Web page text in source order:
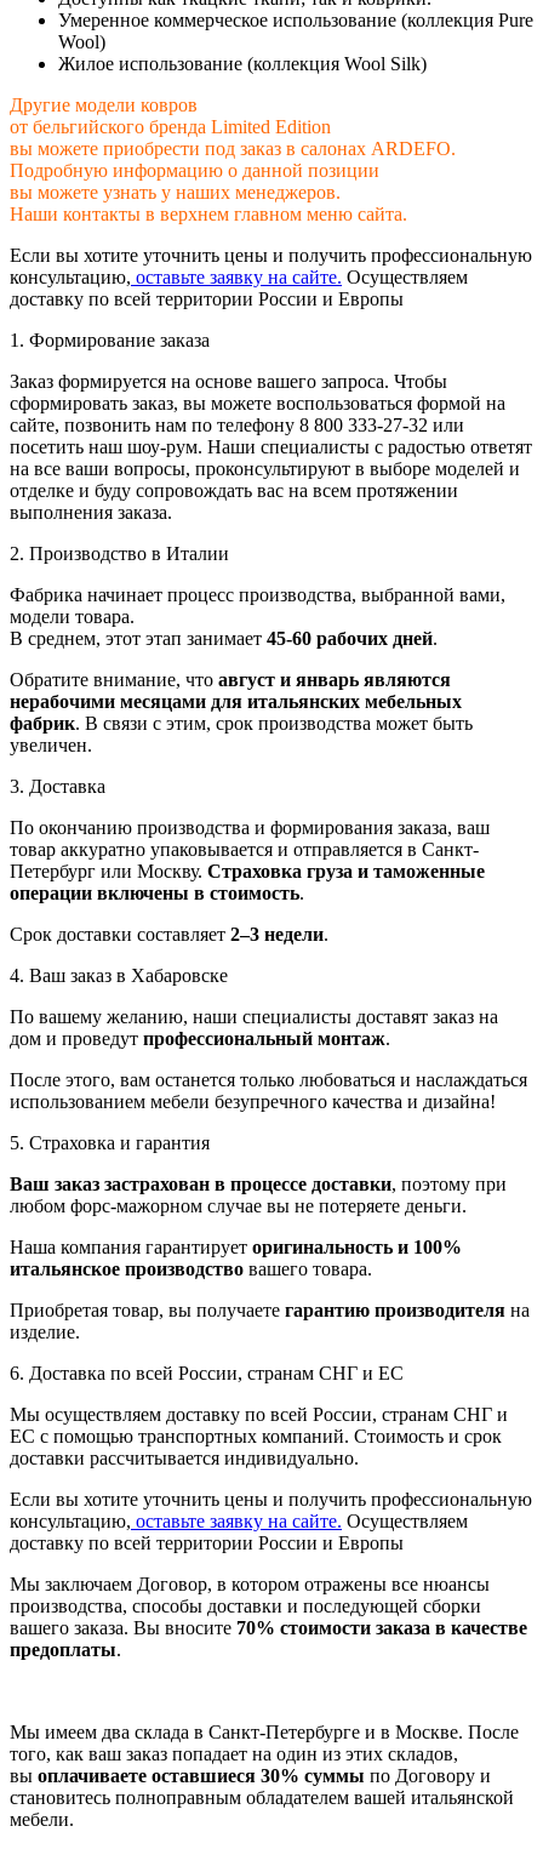
Умеренное коммерческое использование (коллекция Pure
Wool)
Жилое использование (коллекция Wool Silk)
Другие модели ковров
от бельгийского бренда Limited Edition
вы можете приобрести под заказ в салонах ARDEFO.
Подробную информацию о данной позиции
вы можете узнать у наших менеджеров.
Наши контакты в верхнем главном меню сайта.
Если вы хотите уточнить цены и получить профессиональную
консультацию, оставьте заявку на сайте. Осуществляем
доставку по всей территории России и Европы
1. Формирование заказа
Заказ формируется на основе вашего запроса. Чтобы
сформировать заказ, вы можете воспользоваться формой на
сайте, позвонить нам по телефону 8 800 333-27-32 или
посетить наш шоу-рум. Наши специалисты с радостью ответят
на все ваши вопросы, проконсультируют в выборе моделей и
отделке и буду сопровождать вас на всем протяжении
выполнения заказа.
2. Производство в Италии
Фабрика начинает процесс производства, выбранной вами,
модели товара.
В среднем, этот этап занимает 45-60 рабочих дней.
Обратите внимание, что август и январь являются
нерабочими месяцами для итальянских мебельных
фабрик. В связи с этим, срок производства может быть
увеличен.
3. Доставка
По окончанию производства и формирования заказа, ваш
товар аккуратно упаковывается и отправляется в Санкт-
Петербург или Москву. Страховка груза и таможенные
операции включены в стоимость.
Срок доставки составляет 2–3 недели.
4. Ваш заказ в Хабаровске
По вашему желанию, наши специалисты доставят заказ на
дом и проведут профессиональный монтаж.
После этого, вам останется только любоваться и наслаждаться
использованием мебели безупречного качества и дизайна!
5. Страховка и гарантия
Ваш заказ застрахован в процессе доставки, поэтому при
любом форс-мажорном случае вы не потеряете деньги.
Наша компания гарантирует оригинальность и 100%
итальянское производство вашего товара.
Приобретая товар, вы получаете гарантию производителя на
изделие.
6. Доставка по всей России, странам СНГ и ЕС
Мы осуществляем доставку по всей России, странам СНГ и
ЕС с помощью транспортных компаний. Стоимость и срок
доставки рассчитывается индивидуально.
Если вы хотите уточнить цены и получить профессиональную
консультацию, оставьте заявку на сайте. Осуществляем
доставку по всей территории России и Европы
Мы заключаем Договор, в котором отражены все нюансы
производства, способы доставки и последующей сборки
вашего заказа. Вы вносите 70% стоимости заказа в качестве
предоплаты.
Мы имеем два склада в Санкт-Петербурге и в Москве. После
того, как ваш заказ попадает на один из этих складов,
вы оплачиваете оставшиеся 30% суммы по Договору и
становитесь полноправным обладателем вашей итальянской
мебели.